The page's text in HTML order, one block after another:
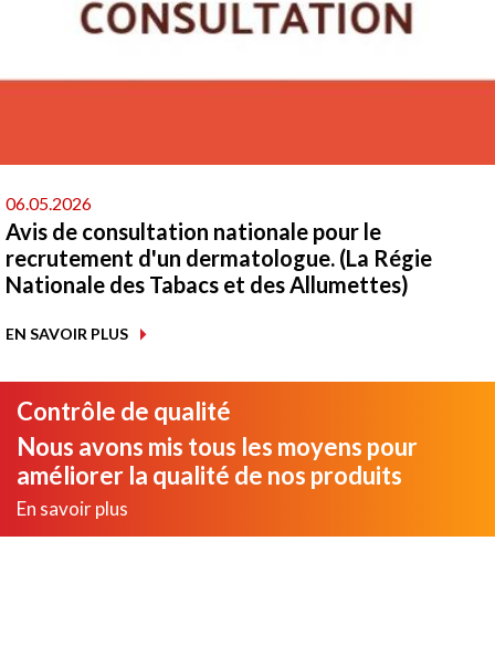
06.05.2026
Avis de consultation nationale pour le
recrutement d'un dermatologue. (La Régie
Nationale des Tabacs et des Allumettes)
EN SAVOIR PLUS
Contrôle de qualité
Nous avons mis tous les moyens pour
améliorer la qualité de nos produits
En savoir plus